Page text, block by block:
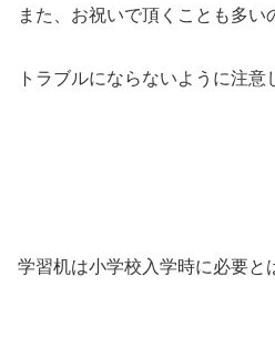
また、お祝いで頂くことも多い
トラブルにならないように注意
学習机は小学校入学時に必要と